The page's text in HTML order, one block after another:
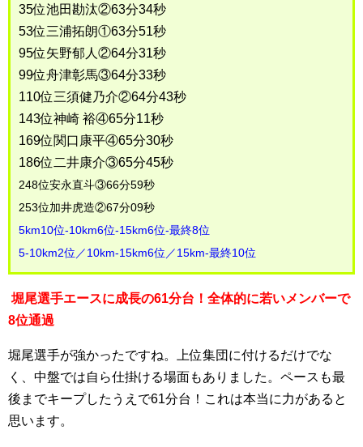
35位池田勘汰②63分34秒
53位三浦拓朗①63分51秒
95位矢野郁人②64分31秒
99位舟津彰馬③64分33秒
110位三須健乃介②64分43秒
143位神崎 裕④65分11秒
169位関口康平④65分30秒
186位二井康介③65分45秒
248位安永直斗③66分59秒
253位加井虎造②67分09秒
5km10位-10km6位-15km6位-最終8位
5-10km2位／10km-15km6位／15km-最終10位
堀尾選手エースに成長の61分台！全体的に若いメンバーで
8位通過
堀尾選手が強かったですね。上位集団に付けるだけでな
く、中盤では自ら仕掛ける場面もありました。ペースも最
後までキープしたうえで61分台！これは本当に力があると
思います。